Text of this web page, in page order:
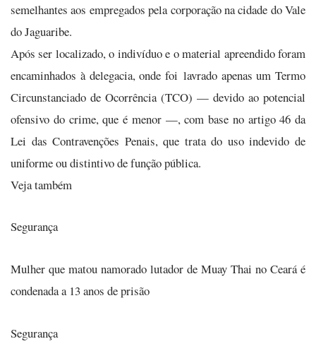
semelhantes aos empregados pela corporação na cidade do Vale
do Jaguaribe.
Após ser localizado, o indivíduo e o material apreendido foram
encaminhados à delegacia, onde foi lavrado apenas um Termo
Circunstanciado de Ocorrência (TCO) — devido ao potencial
ofensivo do crime, que é menor —, com base no artigo 46 da
Lei das Contravenções Penais, que trata do uso indevido de
uniforme ou distintivo de função pública.
Veja também
Segurança
Mulher que matou namorado lutador de Muay Thai no Ceará é
condenada a 13 anos de prisão
Segurança